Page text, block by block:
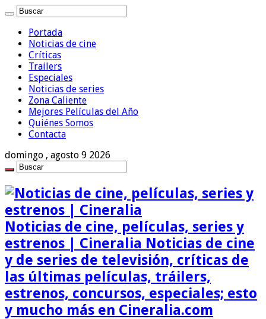
Portada
Noticias de cine
Críticas
Trailers
Especiales
Noticias de series
Zona Caliente
Mejores Películas del Año
Quiénes Somos
Contacta
domingo , agosto 9 2026
Noticias de cine, películas, series y
estrenos | Cineralia Noticias de cine
y de series de televisión, críticas de
las últimas películas, tráilers,
estrenos, concursos, especiales; esto
y mucho más en Cineralia.com